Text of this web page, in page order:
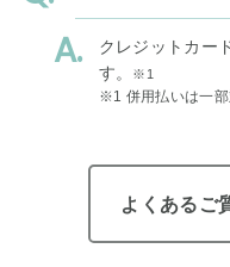
クレジットカー
す。
※1
※1 併用払いは一
よくあるご